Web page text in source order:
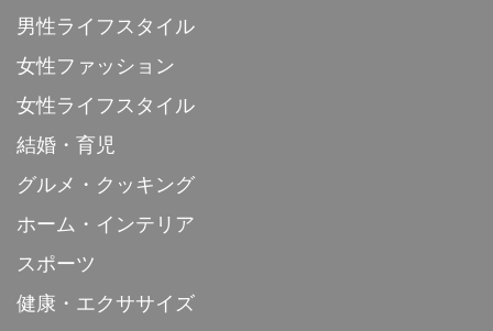
男性ライフスタイル
女性ファッション
女性ライフスタイル
結婚・育児
グルメ・クッキング
ホーム・インテリア
スポーツ
健康・エクササイズ